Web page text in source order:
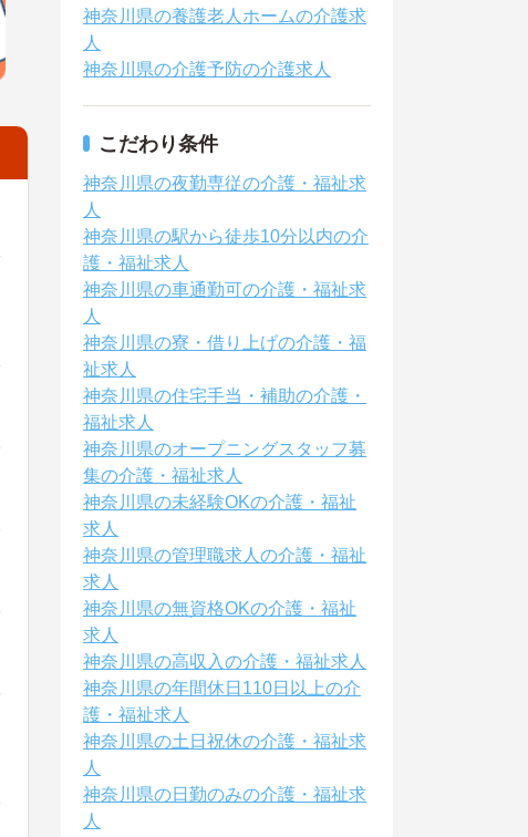
神奈川県の養護老人ホームの介護求
人
神奈川県の介護予防の介護求人
こだわり条件
神奈川県の夜勤専従の介護・福祉求
人
神奈川県の駅から徒歩10分以内の介
護・福祉求人
神奈川県の車通勤可の介護・福祉求
人
神奈川県の寮・借り上げの介護・福
祉求人
神奈川県の住宅手当・補助の介護・
福祉求人
神奈川県のオープニングスタッフ募
集の介護・福祉求人
神奈川県の未経験OKの介護・福祉
求人
神奈川県の管理職求人の介護・福祉
求人
神奈川県の無資格OKの介護・福祉
求人
神奈川県の高収入の介護・福祉求人
神奈川県の年間休日110日以上の介
護・福祉求人
神奈川県の土日祝休の介護・福祉求
人
神奈川県の日勤のみの介護・福祉求
人